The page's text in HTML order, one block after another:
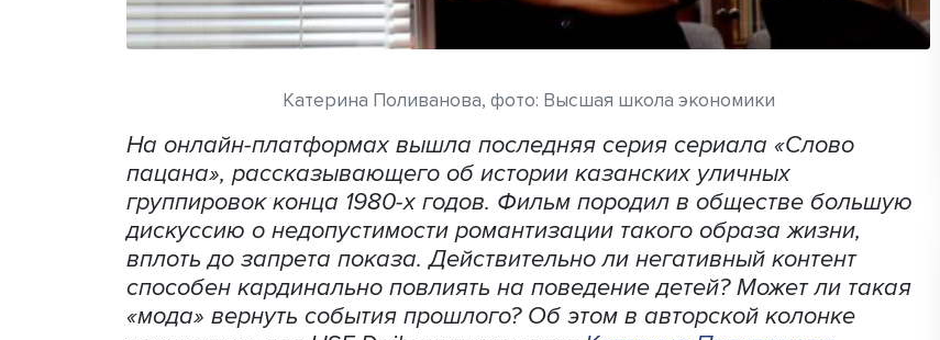
Катерина Поливанова, фото: Высшая школа экономики